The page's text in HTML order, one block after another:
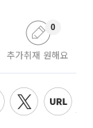
추가취재 원해요
0